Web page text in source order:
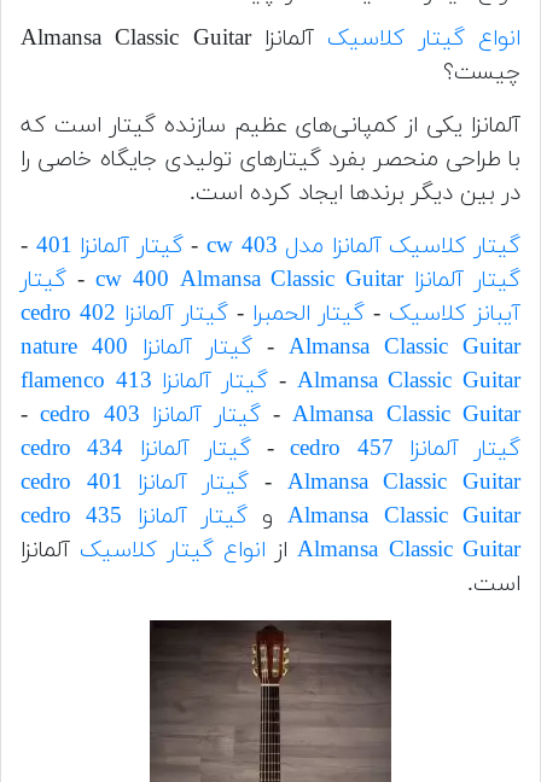
انواع گیتار کلاسیک
آلمانزا Almansa Classic Guitar
چیست؟
آلمانزا یکی از کمپانی‌های عظیم سازنده گیتار است که
با طراحی منحصر بفرد گیتارهای تولیدی جایگاه خاصی را
در بین دیگر برندها ایجاد کرده است.
گیتار کلاسیک آلمانزا مدل 403 cw
-گیتار آلمانزا 401
-
گیتار آلمانزا cw 400 Almansa Classic Guitar
- گیتار
آیبانز کلاسیک - گیتار الحمبرا -
گیتار آلمانزا cedro 402
Almansa Classic Guitar
-
گیتار آلمانزا nature 400
Almansa Classic Guitar
-
گیتار آلمانزا flamenco 413
Almansa Classic Guitar
-گیتار آلمانزا cedro 403
-
گیتار آلمانزا cedro 457
-
گیتار آلمانزا cedro 434
Almansa Classic Guitar
-
گیتار آلمانزا cedro 401
Almansa Classic Guitarو
گیتار آلمانزا cedro 435
Almansa Classic Guitarاز انواع گیتار کلاسیک آلمانزا
است.